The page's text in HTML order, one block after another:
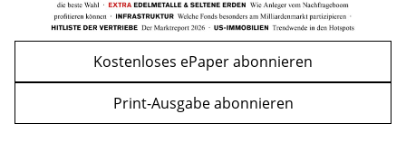
Kostenloses ePaper abonnieren
Print-Ausgabe abonnieren